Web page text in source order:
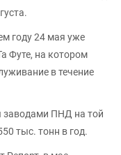
году 24 мая уже
Футе, на котором
в течение
заводами ПНД на той
тыс. тонн в год.